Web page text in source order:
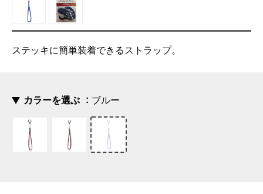
ステッキに簡単装着できるストラップ。
カラーを選ぶ ブルー